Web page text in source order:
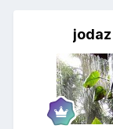
jodaz